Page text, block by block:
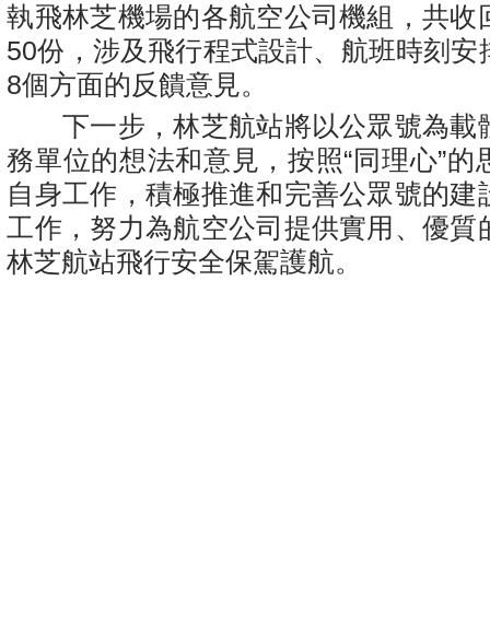
執飛林芝機場的各航空公司機組，共收
50份，涉及飛行程式設計、航班時刻安
8個方面的反饋意見。
下一步，林芝航站將以公眾號為載
務單位的想法和意見，按照“同理心”的
自身工作，積極推進和完善公眾號的建
工作，努力為航空公司提供實用、優質
林芝航站飛行安全保駕護航。